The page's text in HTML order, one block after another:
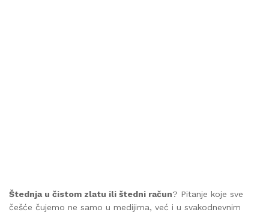
Štednja u čistom zlatu ili štedni račun? Pitanje koje sve
češće čujemo ne samo u medijima, već i u svakodnevnim